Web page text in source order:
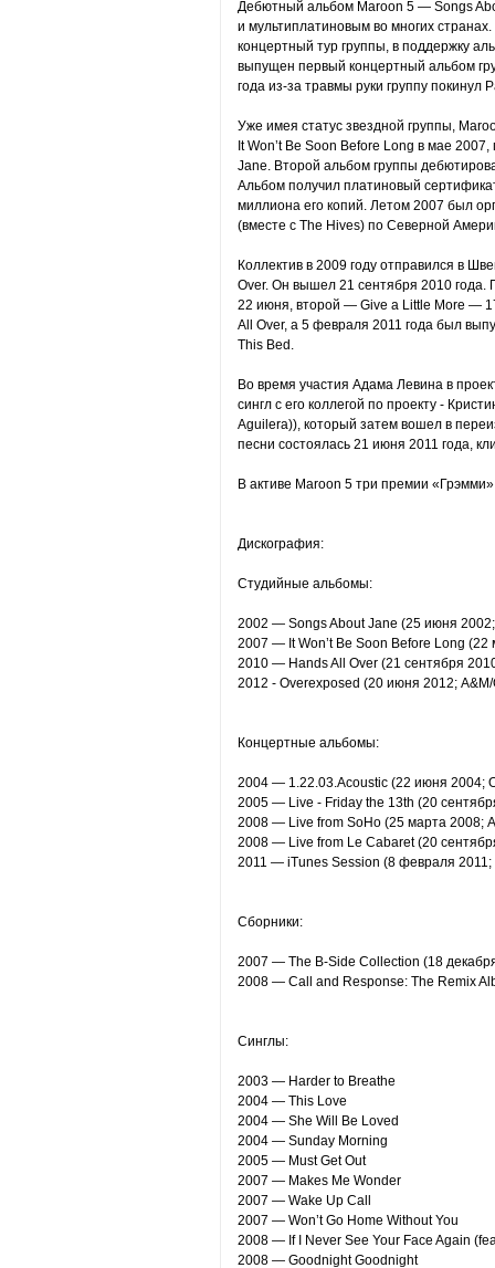
Дебютный альбом Maroon 5 — Songs
и мультиплатиновым во многих
концертный тур группы, в поддержку
выпущен первый концертный альбом
года из-за травмы руки группу
Уже имея статус звездной группы,
It Won’t Be Soon Before Long в мае
Jane. Второй альбом группы
Альбом получил платиновый
миллиона его копий. Летом 2007 был
(вместе с The Hives) по Северной
Коллектив в 2009 году отправился в
Over. Он вышел 21 сентября 2010 года.
22 июня, второй — Give a Little More —
All Over, а 5 февраля 2011 года был
This Bed.
Во время участия Адама Левина в
сингл с его коллегой по проекту -
Aguilera)), который затем вошел в
песни состоялась 21 июня 2011 года,
В активе Maroon 5 три премии
Дискография:
Студийные альбомы:
2002 — Songs About Jane (25 июня
2007 — It Won’t Be Soon Before Long
2010 — Hands All Over (21 сентября
2012 - Overexposed (20 июня 2012;
Концертные альбомы:
2004 — 1.22.03.Acoustic (22 июня 2004;
2005 — Live - Friday the 13th (20
2008 — Live from SoHo (25 марта 2008;
2008 — Live from Le Cabaret (20
2011 — iTunes Session (8 февраля 2011;
Сборники:
2007 — The B-Side Collection (18
2008 — Call and Response: The Remix
Синглы:
2003 — Harder to Breathe
2004 — This Love
2004 — She Will Be Loved
2004 — Sunday Morning
2005 — Must Get Out
2007 — Makes Me Wonder
2007 — Wake Up Call
2007 — Won’t Go Home Without You
2008 — If I Never See Your Face Again
2008 — Goodnight Goodnight